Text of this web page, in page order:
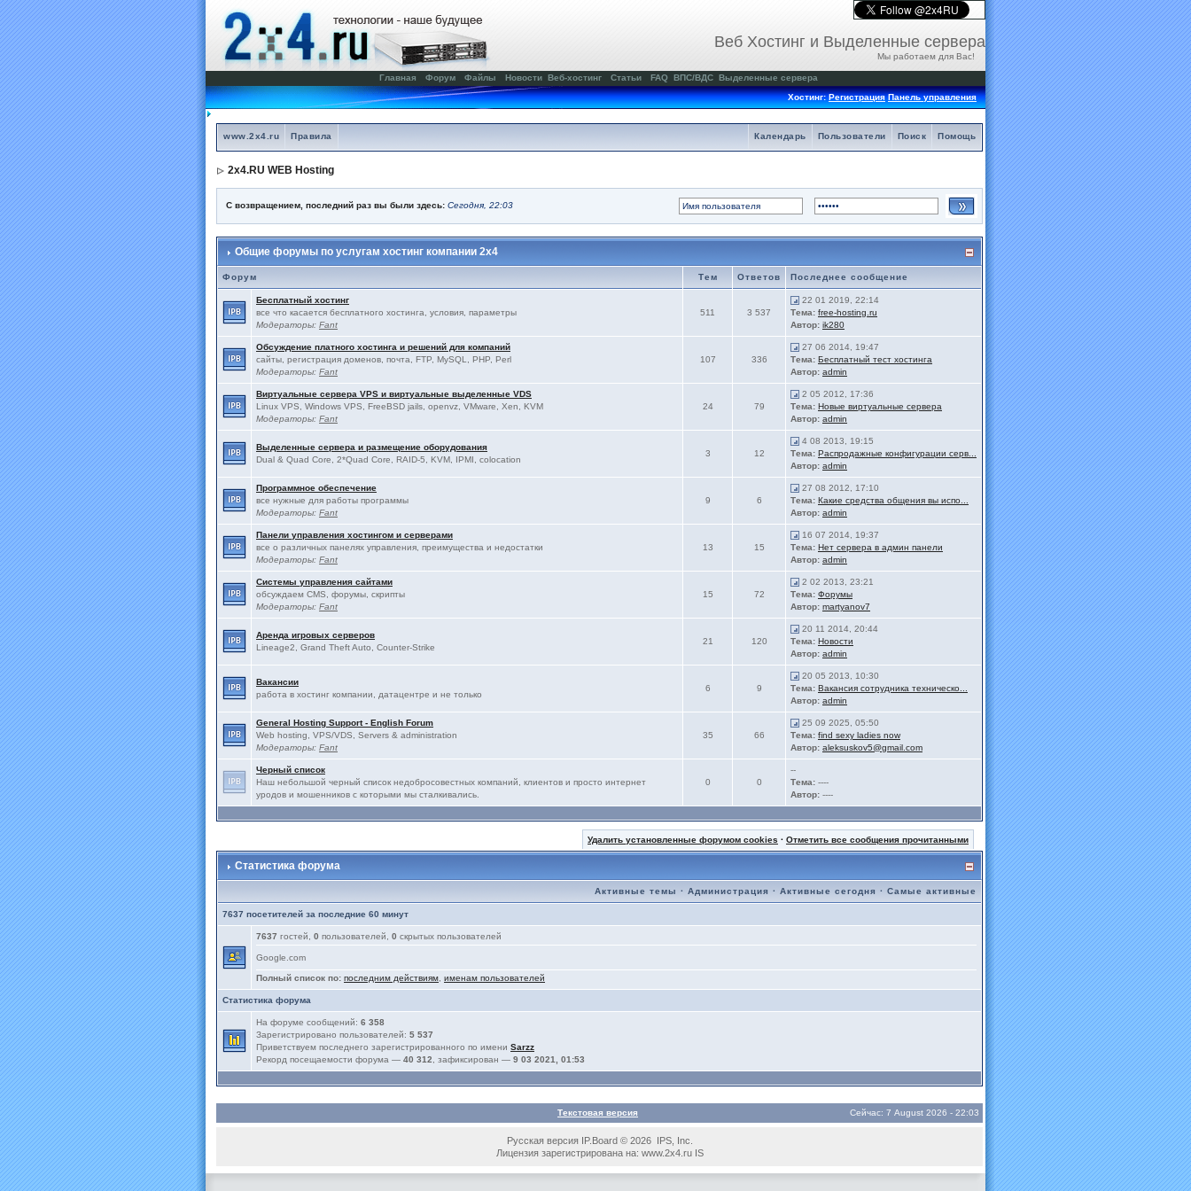
Веб Хостинг и Выделенные сервера
Мы работаем для Вас!
Главная Форум Файлы Новости Веб-хостинг Статьи FAQ ВПС/ВДС Выделенные сервера
Хостинг:Регистрация Панель управления
www.2x4.ru Правила Помощь
Поиск
Пользователи
Календарь
2x4.RU WEB Hosting
С возвращением, последний раз вы были здесь: Сегодня, 22:03
Общие форумы по услугам хостинг компании 2x4
Форум Тем Ответов Последнее сообщение
Бесплатный хостинг
все что касается бесплатного хостинга, условия, параметры
Модераторы: Fant
511 3 537
22 01 2019, 22:14
Тема: free-hosting.ru
Автор: ik280
Обсуждение платного хостинга и решений для компаний
сайты, регистрация доменов, почта, FTP, MySQL, PHP, Perl
Модераторы: Fant
107 336
27 06 2014, 19:47
Тема: Бесплатный тест хостинга
Автор: admin
Виртуальные сервера VPS и виртуальные выделенные VDS
Linux VPS, Windows VPS, FreeBSD jails, openvz, VMware, Xen, KVM
Модераторы: Fant
24 79
2 05 2012, 17:36
Тема: Новые виртуальные сервера
Автор: admin
Выделенные сервера и размещение оборудования
Dual & Quad Core, 2*Quad Core, RAID-5, KVM, IPMI, colocation
3 12
4 08 2013, 19:15
Тема: Распродажные конфигурации серв...
Автор: admin
Программное обеспечение
все нужные для работы программы
Модераторы: Fant
9 6
27 08 2012, 17:10
Тема: Какие средства общения вы испо...
Автор: admin
Панели управления хостингом и серверами
все о различных панелях управления, преимущества и недостатки
Модераторы: Fant
13 15
16 07 2014, 19:37
Тема: Нет сервера в админ панели
Автор: admin
Системы управления сайтами
обсуждаем CMS, форумы, скрипты
Модераторы: Fant
15 72
2 02 2013, 23:21
Тема: Форумы
Автор: martyanov7
Аренда игровых серверов
Lineage2, Grand Theft Auto, Counter-Strike
21 120
20 11 2014, 20:44
Тема: Новости
Автор: admin
Вакансии
работа в хостинг компании, датацентре и не только
6 9
20 05 2013, 10:30
Тема: Вакансия сотрудника техническо...
Автор: admin
General Hosting Support - English Forum
Web hosting, VPS/VDS, Servers & administration
Модераторы: Fant
35 66
25 09 2025, 05:50
Тема: find sexy ladies now
Автор: aleksuskov5@gmail.com
Черный список
Наш небольшой черный список недобросовестных компаний, клиентов и просто интернет
уродов и мошенников с которыми мы сталкивались.
0 0
--
Тема: ----
Автор: ----
Удалить установленные форумом cookies · Отметить все сообщения прочитанными
Статистика форума
Активные темы · Администрация · Активные сегодня · Самые активные
7637 посетителей за последние 60 минут
7637 гостей, 0 пользователей, 0 скрытых пользователей
Google.com
Полный список по: последним действиям именам пользователей
Статистика форума
На форуме сообщений: 6 358
Зарегистрировано пользователей: 5 537
Приветствуем последнего зарегистрированного по имени Sarzz
Рекорд посещаемости форума — 40 312 , зафиксирован — 9 03 2021, 01:53
Текстовая версия Сейчас: 7 August 2026 - 22:03
Русская версия IP.Board © 2026 IPS, Inc.
Лицензия зарегистрирована на: www.2x4.ru IS